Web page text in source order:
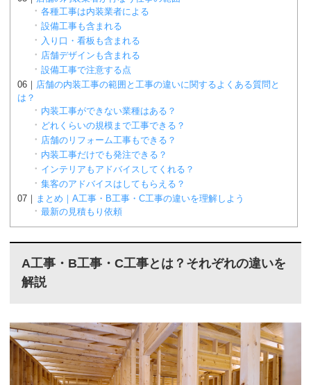
各種工事は内装業者による
設備工事も含まれる
入り口・看板も含まれる
店舗デザインも含まれる
設備工事で注意する点
店舗の内装工事の範囲と工事の違いに関するよくある質問と
は？
内装工事ができない業種はある？
どれくらいの規模まで工事できる？
店舗のリフォーム工事もできる？
内装工事だけでも発注できる？
インテリアもアドバイスしてくれる？
集客のアドバイスはしてもらえる？
まとめ｜A工事・B工事・C工事の違いを理解しよう
最新の見積もり依頼
A工事・B工事・C工事とは？それぞれの違いを
解説